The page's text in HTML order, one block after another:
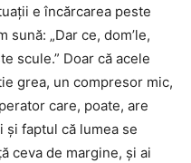
e încărcarea peste
„Dar ce, dom’le,
scule.” Doar că acele
grea, un compresor mic,
care, poate, are
și faptul că lumea se
ceva de margine, și ai